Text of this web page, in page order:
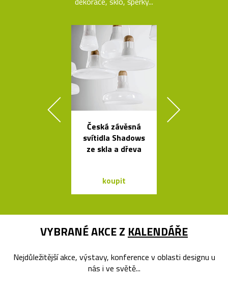
Česká závěsná
svítidla Shadows
ze skla a dřeva
koupit
VYBRANÉ AKCE Z KALENDÁŘE
Nejdůležitější akce, výstavy, konference v oblasti designu u
nás i ve světě...